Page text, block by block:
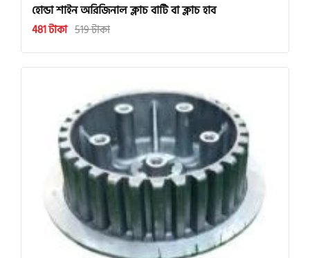
হোন্ডা শাইন অরিজিনাল ক্লাচ বাটি বা ক্লাচ হাব
481 টাকা 519 টাকা